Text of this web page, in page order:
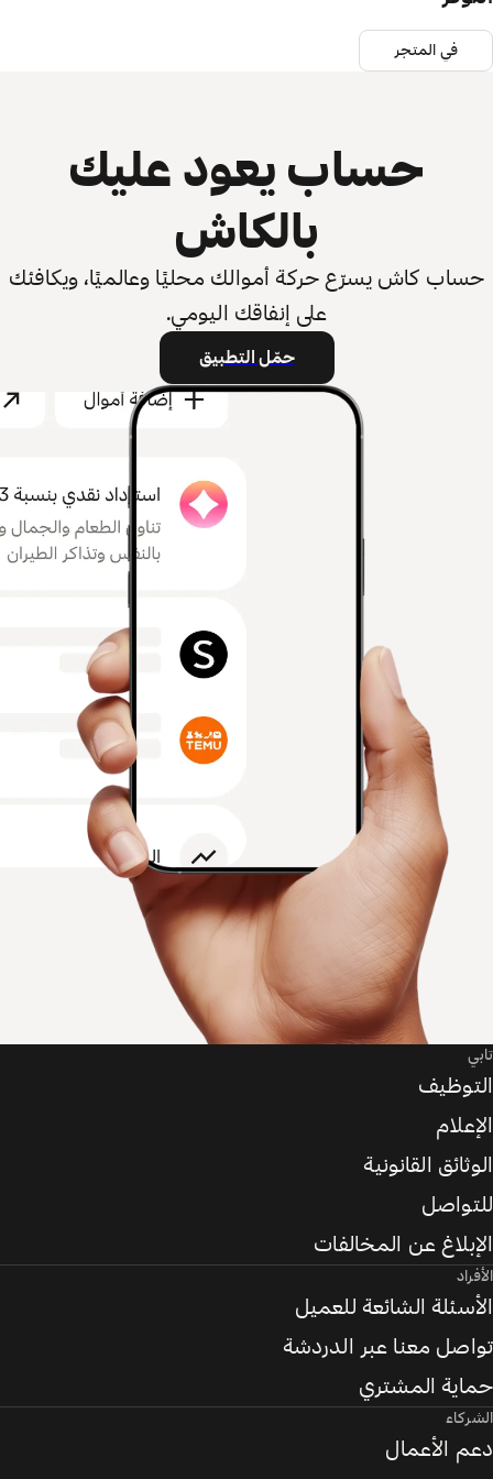
في المتجر
حساب يعود عليك
بالكاش
كاش يسرّع حركة أموالك محليًا وعالميًا، ويكافئك
على إنفاقك اليومي.
حمّل التطبيق
القانونية
عن المخالفات
الشائعة للعميل
معنا عبر الدردشة
المشتري
الأعمال